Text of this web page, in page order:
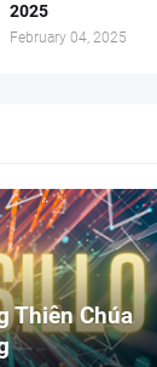
2025
February 04, 2025
Thiên Chúa